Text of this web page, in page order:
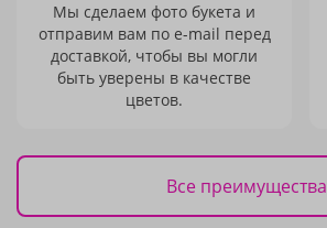
Мы сделаем фото букета и
отправим вам по e-mail перед
доставкой, чтобы вы могли
быть уверены в качестве
цветов.
Все преимущества